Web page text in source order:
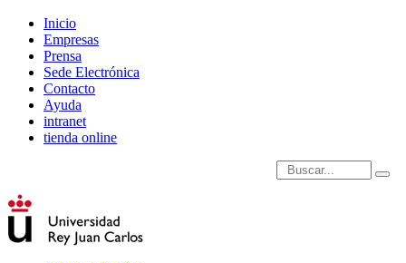
Inicio
Empresas
Prensa
Sede Electrónica
Contacto
Ayuda
intranet
tienda online
Introduce términos de